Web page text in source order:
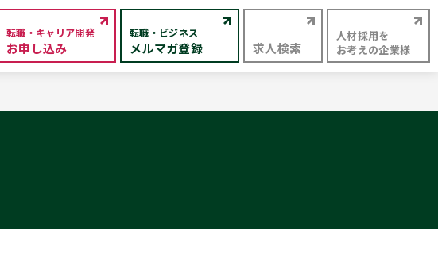
転職・キャリア開発
お申し込み
転職・ビジネス
メルマガ登録 求人検索
人材採用を
お考えの企業様